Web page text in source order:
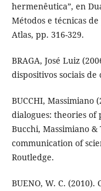
hermenêutica”, en
Métodos e técnicas
Atlas, pp. 316-329.
BRAGA, José Luiz
dispositivos sociais
BUCCHI, Massimiano
dialogues: theories of
Bucchi, Massimiano
communication of
Routledge.
BUENO, W. C.